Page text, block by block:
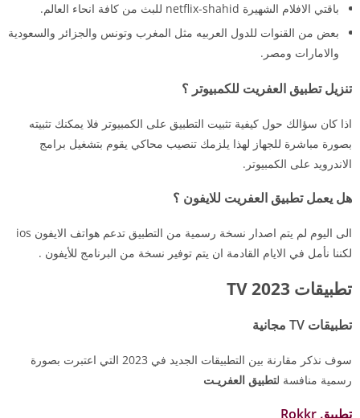
باقتي الافلام الشهيرة netflix-shahid للبث من كافة انحاء العالم.
بعض من القنوات للدول العربيه مثل المغرب وتونس والجزائر والسعودية
والامارات ومصر.
تنزيل تطبيق العفريت للكمبيوتر ؟
اذا كان سؤالك حول كيفية تثبيت التطبيق على الكمبيوتر فلا يمكنك تثبيته
بصورة مباشرة للجهاز لهذا يلزمك تنصيب محاكي يقوم بتشغيل برامج
الاندرويد على الكمبيوتر.
هل يعمل تطبيق العفريت للايفون ؟
الى اليوم لم يتم اصدار نسخة رسمية من التطبيق تدعم هواتف الايفون ios
لكننا نأمل في الايام القادمة ان يتم توفير نسخة من البرنامج للأيفون .
تطبيقات TV 2023
تطبيقات TV مجانية
سوف نذكر مقارنة بين التطبيقات الجديد في 2023 التي اعتبرت بصورة
رسمية منافسة لتطبيق العفريـت
تطبيق Rokkr